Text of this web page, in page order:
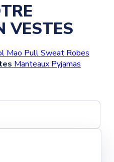
VESTES
Mao PullSweat Robes
Manteaux Pyjamas